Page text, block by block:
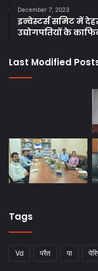
December 7, 2023
इन्वेस्टर्स समिट में
उद्योगपतियों के
Last Modified
Tags
Vd परैत पा